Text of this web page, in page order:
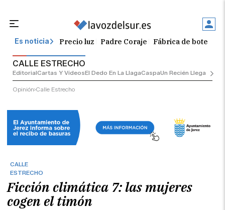
Es noticia Precio luz Padre Coraje Fábrica de botellas
CALLE ESTRECHO
EditorialCartas Y VídeosEl Dedo En La LlagaCaspaUn Recién Llegado
Opinión Calle Estrecho
CALLE
ESTRECHO
Ficción climática 7: las mujeres
cogen el timón